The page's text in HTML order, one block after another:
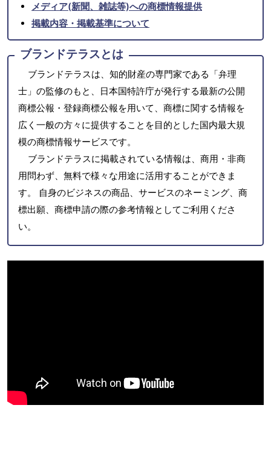
メディア(新聞、雑誌等)への商標情報提供
掲載内容・掲載基準について
ブランドテラスとは
ブランドテラスは、知的財産の専門家である「弁理
士」の監修のもと、日本国特許庁が発行する最新の公開
商標公報・登録商標公報を用いて、商標に関する情報を
広く一般の方々に提供することを目的とした国内最大規
模の商標情報サービスです。
ブランドテラスに掲載されている情報は、商用・非商
用問わず、無料で様々な用途に活用することができま
す。 自身のビジネスの商品、サービスのネーミング、商
標出願、商標申請の際の参考情報としてご利用くださ
い。